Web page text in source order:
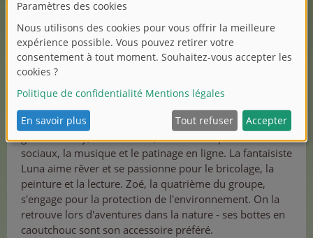
Valentine, romantique, aime danser et faire du patin à
glace. Melody, fan de mode, est fascinée par les médias
sociaux, la musique et le patinage en ligne. La fantaisiste
Luna aime rêver et se passionne pour le bricolage, la
peinture et la lecture. Zoé, la quatrième du groupe,
s'engage pour la protection de l'environnement. On la
retrouve lors d'aventures dans la nature - ses bottes en
caoutchouc sont son accessoire préféré.